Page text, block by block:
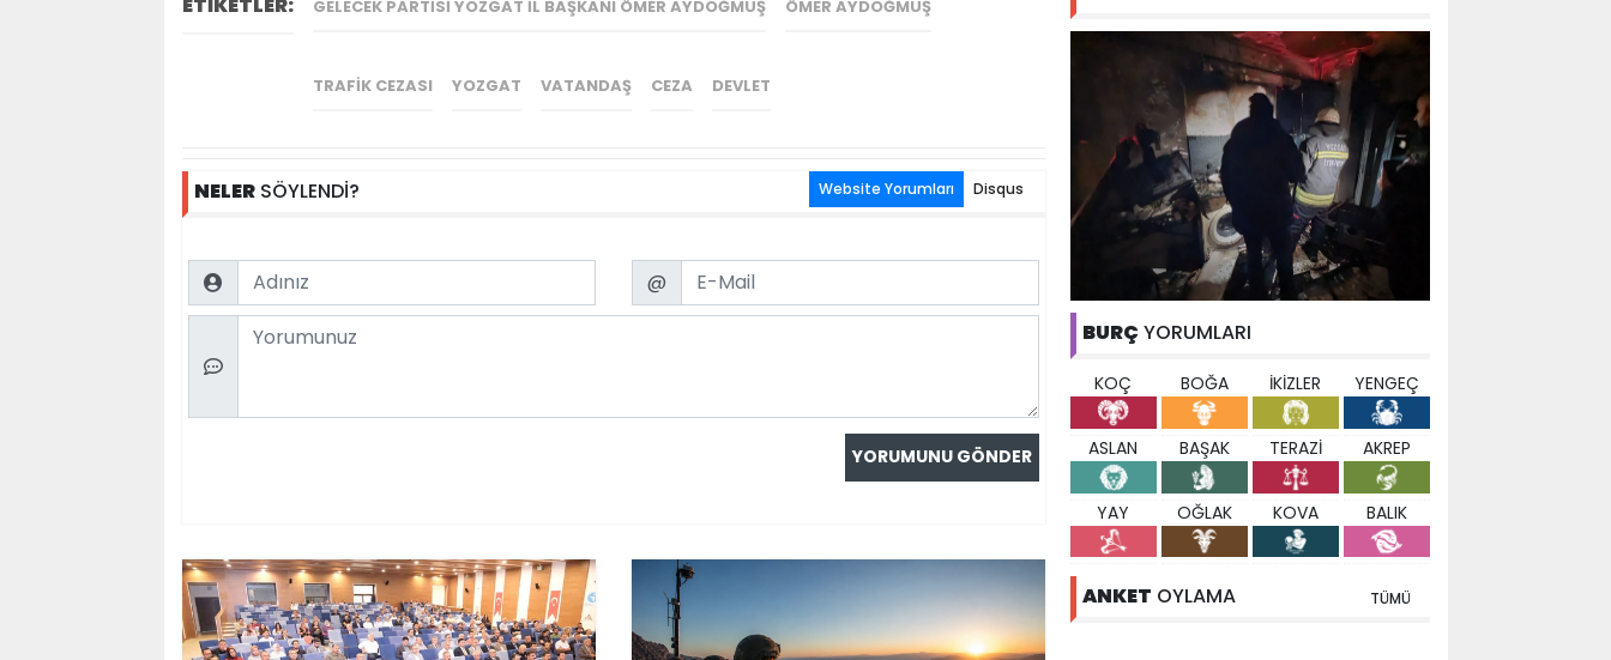
GELECEK PARTISI YOZGAT İL BAŞKANI ÖMER AYDOĞMUŞ ÖMER AYDOĞMUŞ
TRAFIK CEZASI YOZGAT VATANDAŞ CEZA DEVLET
NELERSÖYLENDİ? Website Yorumları Disqus
Name Email
@
Comment BURÇ YORUMLARI
KOÇ BOĞA İKİZLER YENGEÇ
ASLAN BAŞAK TERAZİ AKREP
YAY OĞLAK KOVA BALIK
ANKET OYLAMA TÜMÜ